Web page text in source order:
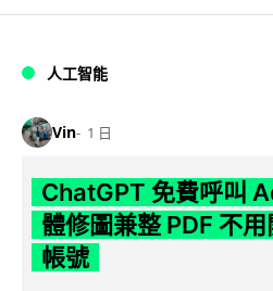
人工智能
Vin 1 日
ChatGPT 免費呼叫
體修圖兼整 PDF 不
帳號